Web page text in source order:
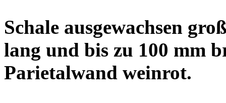
Schale ausgewachsen
lang und bis zu 100 mm
Parietalwand weinrot.